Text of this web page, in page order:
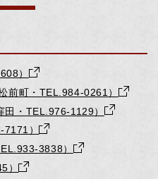
）
前町・TEL.984-0261）
・TEL.976-1129）
）
3838）
）